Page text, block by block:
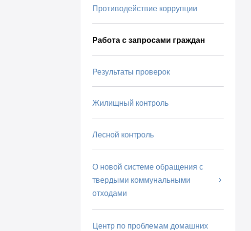
Противодействие коррупции
Работа с запросами граждан
Результаты проверок
Жилищный контроль
Лесной контроль
О новой системе обращения с
твердыми коммунальными
отходами
Центр по проблемам домашних